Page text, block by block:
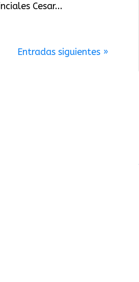
Cesar...
Entradas siguientes »